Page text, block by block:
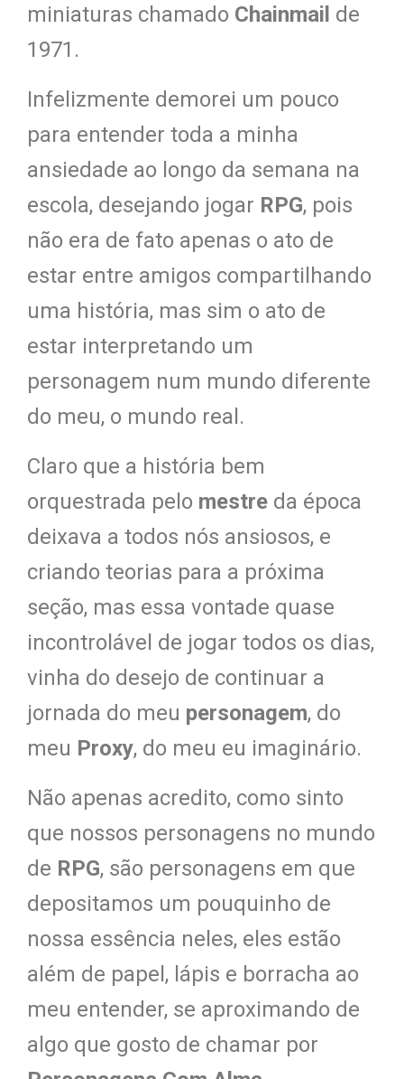
miniaturas chamado Chainmail de
1971.
Infelizmente demorei um pouco
para entender toda a minha
ansiedade ao longo da semana na
escola, desejando jogar RPG, pois
não era de fato apenas o ato de
estar entre amigos compartilhando
uma história, mas sim o ato de
estar interpretando um
personagem num mundo diferente
do meu, o mundo real.
Claro que a história bem
orquestrada pelo mestre da época
deixava a todos nós ansiosos, e
criando teorias para a próxima
seção, mas essa vontade quase
incontrolável de jogar todos os dias,
vinha do desejo de continuar a
jornada do meu personagem, do
meu Proxy, do meu eu imaginário.
Não apenas acredito, como sinto
que nossos personagens no mundo
de RPG, são personagens em que
depositamos um pouquinho de
nossa essência neles, eles estão
além de papel, lápis e borracha ao
meu entender, se aproximando de
algo que gosto de chamar por